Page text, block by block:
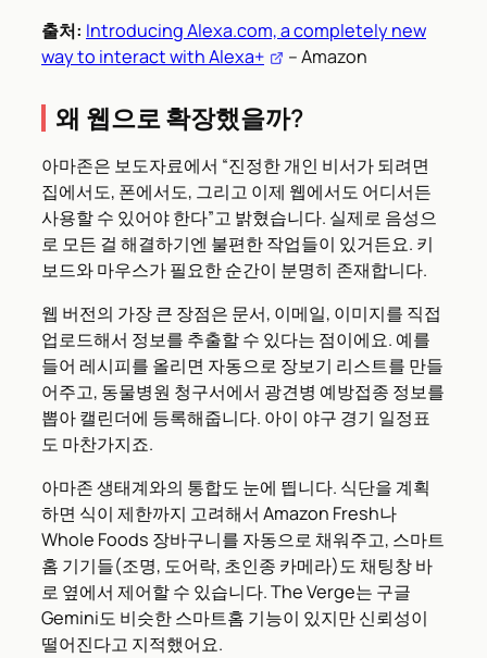
출처: Introducing Alexa.com, a completely new
way to interact with Alexa+
– Amazon
왜 웹으로 확장했을까?
아마존은 보도자료에서 “진정한 개인 비서가 되려면
집에서도, 폰에서도, 그리고 이제 웹에서도 어디서든
사용할 수 있어야 한다”고 밝혔습니다. 실제로 음성으
로 모든 걸 해결하기엔 불편한 작업들이 있거든요. 키
보드와 마우스가 필요한 순간이 분명히 존재합니다.
웹 버전의 가장 큰 장점은 문서, 이메일, 이미지를 직접
업로드해서 정보를 추출할 수 있다는 점이에요. 예를
들어 레시피를 올리면 자동으로 장보기 리스트를 만들
어주고, 동물병원 청구서에서 광견병 예방접종 정보를
뽑아 캘린더에 등록해줍니다. 아이 야구 경기 일정표
도 마찬가지죠.
아마존 생태계와의 통합도 눈에 띕니다. 식단을 계획
하면 식이 제한까지 고려해서 Amazon Fresh나
Whole Foods 장바구니를 자동으로 채워주고, 스마트
홈 기기들(조명, 도어락, 초인종 카메라)도 채팅창 바
로 옆에서 제어할 수 있습니다. The Verge는 구글
Gemini도 비슷한 스마트홈 기능이 있지만 신뢰성이
떨어진다고 지적했어요.